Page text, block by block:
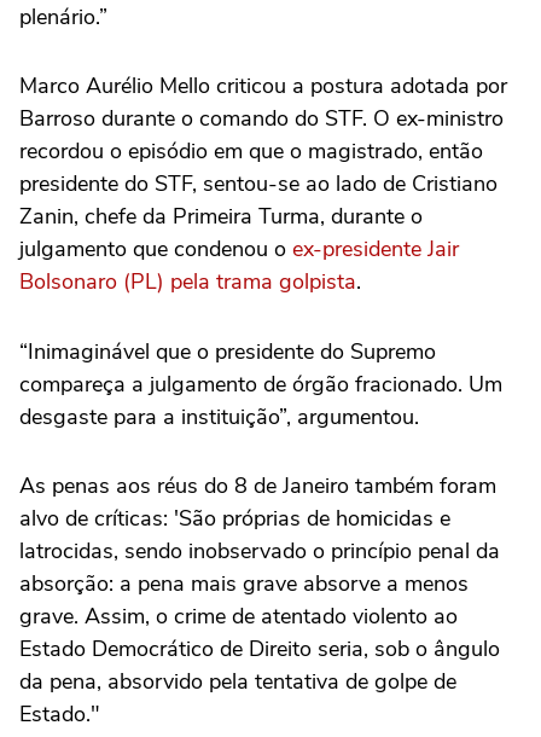
plenário.”
Marco Aurélio Mello criticou a postura adotada por
Barroso durante o comando do STF. O ex-ministro
recordou o episódio em que o magistrado, então
presidente do STF, sentou-se ao lado de Cristiano
Zanin, chefe da Primeira Turma, durante o
julgamento que condenou o ex-presidente Jair
Bolsonaro (PL) pela trama golpista.
“Inimaginável que o presidente do Supremo
compareça a julgamento de órgão fracionado. Um
desgaste para a instituição”, argumentou.
As penas aos réus do 8 de Janeiro também foram
alvo de críticas: 'São próprias de homicidas e
latrocidas, sendo inobservado o princípio penal da
absorção: a pena mais grave absorve a menos
grave. Assim, o crime de atentado violento ao
Estado Democrático de Direito seria, sob o ângulo
da pena, absorvido pela tentativa de golpe de
Estado."